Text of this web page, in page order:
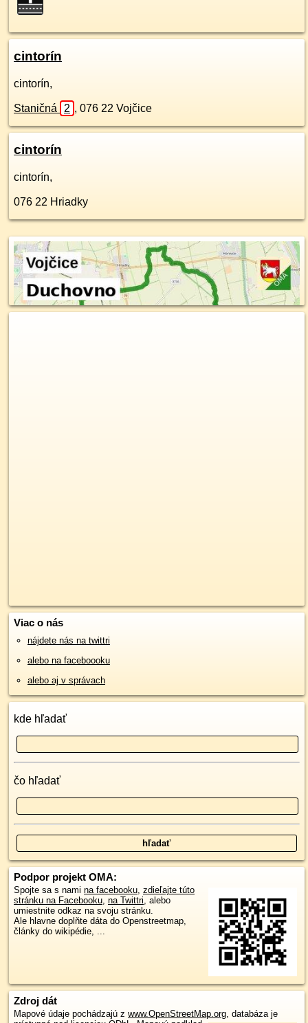
cintorín
cintorín,
Staničná 2 , 076 22 Vojčice
cintorín
cintorín,
076 22 Hriadky
Viac o nás
nájdete nás na twittri
alebo na faceboooku
alebo aj v správach
kde hľadať
čo hľadať
Podpor projekt OMA:
Spojte sa s nami na facebooku, zdieľajte túto
stránku na Facebooku, na Twittri, alebo
umiestnite odkaz na svoju stránku.
Ale hlavne doplňte dáta do Openstreetmap,
články do wikipédie, ...
Zdroj dát
Mapové údaje pochádzajú z www.OpenStreetMap.org, databáza je